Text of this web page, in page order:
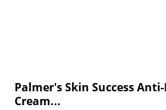
Palmer's Skin Success
Cream...